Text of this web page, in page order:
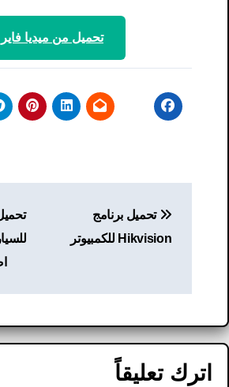
تحميل من ميديا ​​فاير
المقالات
تحميل برنامج
Hikvision للكمبيوتر​
اترك تعليقاً